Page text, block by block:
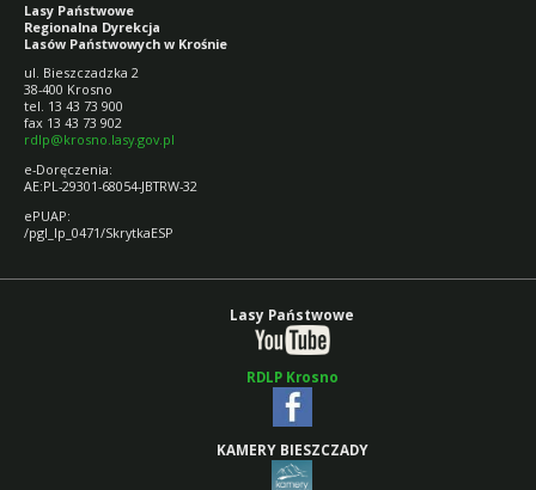
Lasy Państwowe
Regionalna Dyrekcja
Lasów Państwowych w Krośnie
ul. Bieszczadzka 2
38-400 Krosno
tel. 13 43 73 900
fax 13 43 73 902
rdlp@krosno.lasy.gov.pl
e-Doręczenia:
AE:PL-29301-68054-JBTRW-32
ePUAP:
/pgl_lp_0471/SkrytkaESP
Lasy Państwowe
RDLP Krosno
KAMERY BIESZCZADY